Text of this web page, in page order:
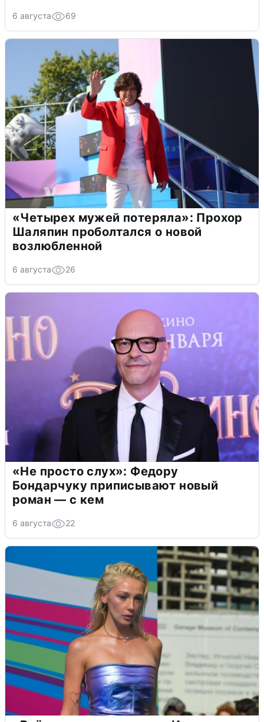
6 августа 69
«Четырех мужей потеряла»: Прохор
Шаляпин проболтался о новой
возлюбленной
6 августа 26
«Не просто слух»: Федору
Бондарчуку приписывают новый
роман — с кем
6 августа 22